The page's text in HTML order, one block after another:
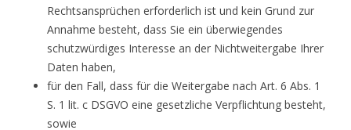
Rechtsansprüchen erforderlich ist und kein Grund zur
Annahme besteht, dass Sie ein überwiegendes
schutzwürdiges Interesse an der Nichtweitergabe Ihrer
Daten haben,
für den Fall, dass für die Weitergabe nach Art. 6 Abs. 1
S. 1 lit. c DSGVO eine gesetzliche Verpflichtung besteht,
sowie